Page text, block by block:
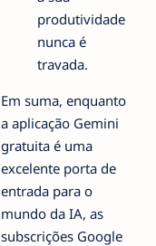
produtividade
nunca é
travada.
Em suma, enquanto
a aplicação Gemini
gratuita é uma
excelente porta de
entrada para o
mundo da IA, as
subscrições Google